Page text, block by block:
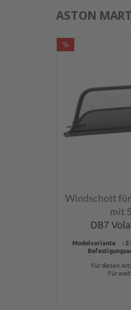
ASTON
%
Windschott
mit
DB7
Modelvariante : 2
Für diesen
Für